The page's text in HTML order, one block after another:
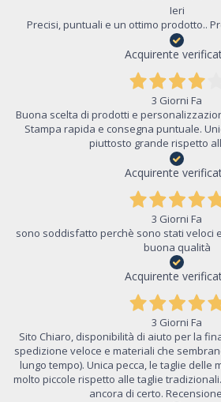
Ieri
Precisi, puntuali e un ottimo prodotto..
Acquirente
3 Giorni Fa
Buona scelta di prodotti e
Stampa rapida e consegna puntuale.
piuttosto grande rispetto
Acquirente
3 Giorni Fa
sono soddisfatto perchè sono stati veloci
buona qualità
Acquirente
3 Giorni Fa
Sito Chiaro, disponibilità di aiuto per la
spedizione veloce e materiali che
lungo tempo). Unica pecca, le taglie delle
molto piccole rispetto alle taglie
ancora di certo.